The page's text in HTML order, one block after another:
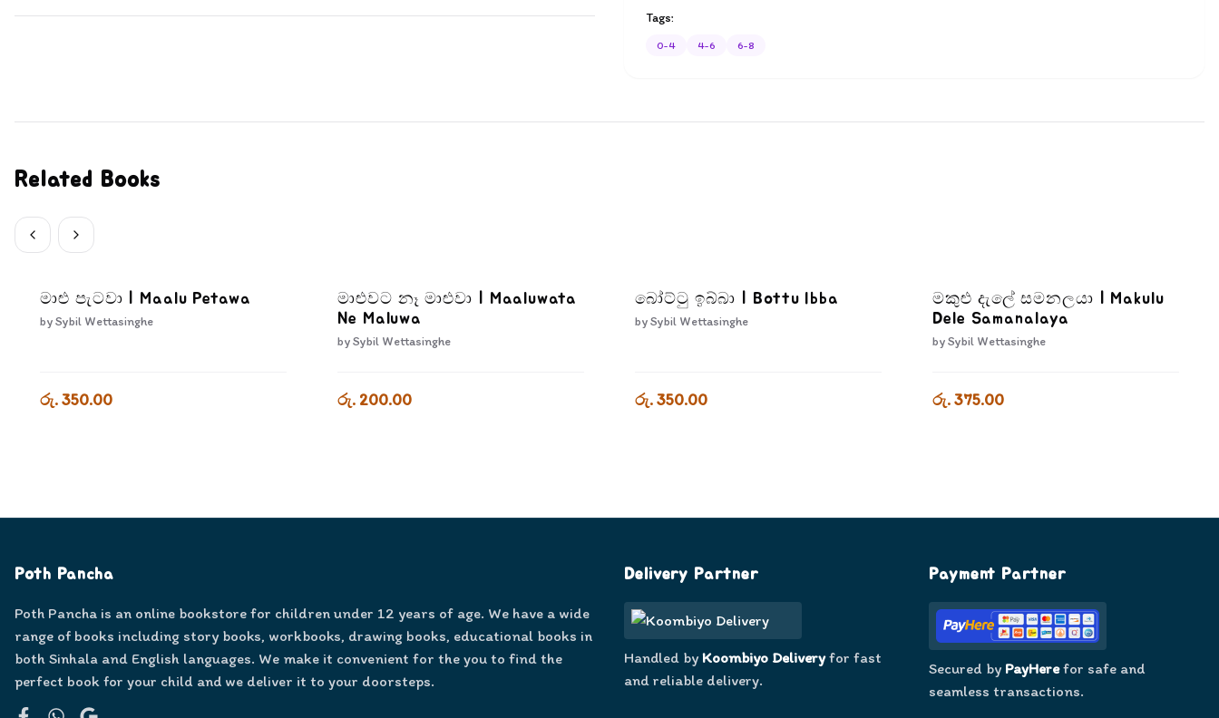
Tags:
0-4 4-6 6-8
Related Books
මාළු පැටවා | Maalu Petawa
bySybil Wettasinghe
රු. 350.00
මාළුවට නෑ මාළුවා | Maaluwata
Ne Maluwa
bySybil Wettasinghe
රු. 200.00
බෝට්ටු ඉබ්බා | Bottu Ibba
bySybil Wettasinghe
රු. 350.00
මකුළු දැලේ සමනලයා | Makulu
Dele Samanalaya
bySybil Wettasinghe
රු. 375.00
Poth Pancha
Poth Pancha is an online bookstore for children under 12 years of age. We have a wide
range of books including story books, workbooks, drawing books, educational books in
both Sinhala and English languages. We make it convenient for the you to find the
perfect book for your child and we deliver it to your doorsteps.
Delivery Partner
Handled by Koombiyo Deliveryfor fast
and reliable delivery.
Payment Partner
Secured by PayHerefor safe and
seamless transactions.